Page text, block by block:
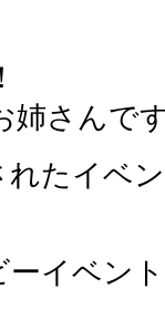
姉さんで
たイベ
ーイベン